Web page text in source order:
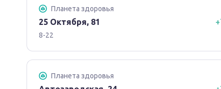
Планета здоровья
25 Октября, 81
8-22
Планета здоровья